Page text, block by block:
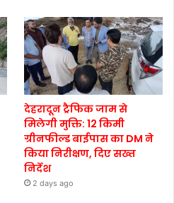
देहरादून ट्रैफिक जाम से
मिलेगी मुक्ति: 12 किमी
ग्रीनफील्ड बाईपास का DM ने
किया निरीक्षण, दिए सख्त
निर्देश
2 days ago